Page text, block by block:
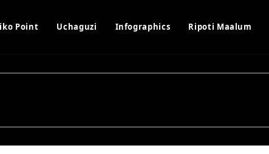
Point Uchaguzi Infographics Ripoti Maalum